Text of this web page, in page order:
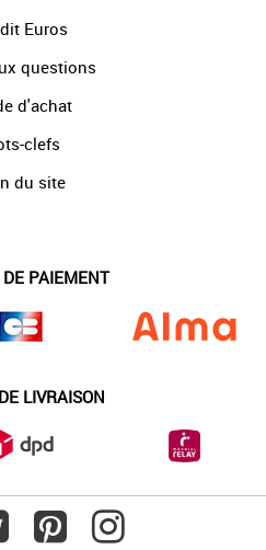
Euros
questions
d'achat
clefs
du site
PAIEMENT
LIVRAISON